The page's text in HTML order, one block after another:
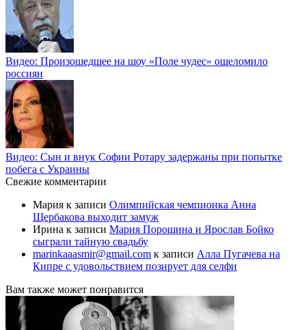
Видео: Произошедшее на шоу «Поле чудес» ошеломило
россиян
Видео: Сын и внук Софии Ротару задержаны при попытке
побега с Украины
Свежие комментарии
Мария к записи Олимпийская чемпионка Анна
Щербакова выходит замуж
Ирина к записи Мария Порошина и Ярослав Бойко
сыграли тайную свадьбу
marinkaaasmir@gmail.com к записи Алла Пугачева на
Кипре с удовольствием позирует для селфи
Вам также может понравится